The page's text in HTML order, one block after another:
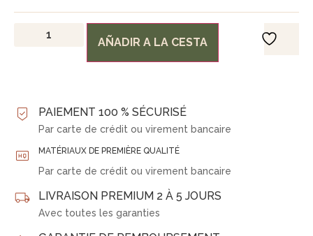
AÑADIR A LA CESTA
PAIEMENT 100 % SÉCURISÉ
Par carte de crédit ou virement bancaire
MATÉRIAUX DE PREMIÈRE QUALITÉ
Par carte de crédit ou virement bancaire
LIVRAISON PREMIUM 2 À 5 JOURS
Avec toutes les garanties